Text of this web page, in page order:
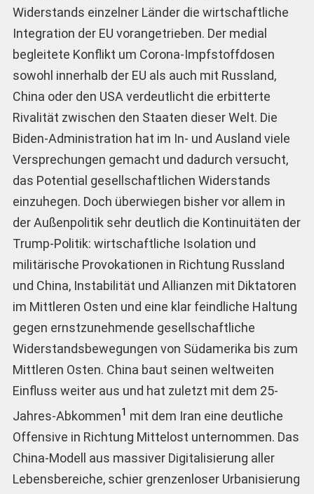
Widerstands einzelner Länder die wirtschaftliche
Integration der EU vorangetrieben. Der medial
begleitete Konflikt um Corona-Impfstoffdosen
sowohl innerhalb der EU als auch mit Russland,
China oder den USA verdeutlicht die erbitterte
Rivalität zwischen den Staaten dieser Welt. Die
Biden-Administration hat im In- und Ausland viele
Versprechungen gemacht und dadurch versucht,
das Potential gesellschaftlichen Widerstands
einzuhegen. Doch überwiegen bisher vor allem in
der Außenpolitik sehr deutlich die Kontinuitäten der
Trump-Politik: wirtschaftliche Isolation und
militärische Provokationen in Richtung Russland
und China, Instabilität und Allianzen mit Diktatoren
im Mittleren Osten und eine klar feindliche Haltung
gegen ernstzunehmende gesellschaftliche
Widerstandsbewegungen von Südamerika bis zum
Mittleren Osten. China baut seinen weltweiten
Einfluss weiter aus und hat zuletzt mit dem 25-
Jahres-Abkommen1 mit dem Iran eine deutliche
Offensive in Richtung Mittelost unternommen. Das
China-Modell aus massiver Digitalisierung aller
Lebensbereiche, schier grenzenloser Urbanisierung